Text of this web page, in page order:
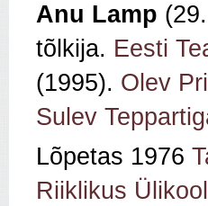
Anu Lamp
tõlkija. Eesti
(1995). Olev
Sulev
Lõpetas 1976
Riiklikus